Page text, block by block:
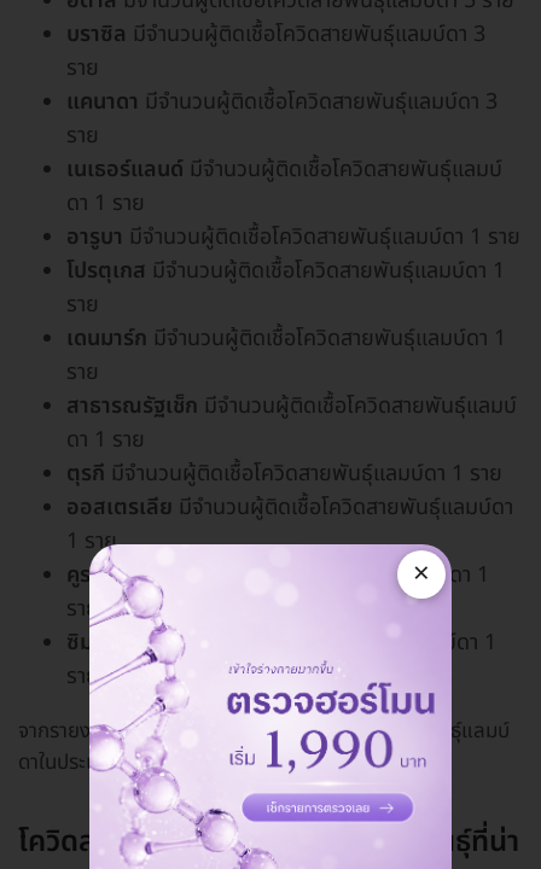
บราซิล มีจำนวนผู้ติดเชื้อโควิดสายพันธุ์แลมบ์ดา 3
ราย
แคนาดา มีจำนวนผู้ติดเชื้อโควิดสายพันธุ์แลมบ์ดา 3
ราย
เนเธอร์แลนด์ มีจำนวนผู้ติดเชื้อโควิดสายพันธุ์แลมบ์
ดา 1 ราย
อารูบา มีจำนวนผู้ติดเชื้อโควิดสายพันธุ์แลมบ์ดา 1 ราย
โปรตุเกส มีจำนวนผู้ติดเชื้อโควิดสายพันธุ์แลมบ์ดา 1
ราย
เดนมาร์ก มีจำนวนผู้ติดเชื้อโควิดสายพันธุ์แลมบ์ดา 1
ราย
สาธารณรัฐเช็ก มีจำนวนผู้ติดเชื้อโควิดสายพันธุ์แลมบ์
ดา 1 ราย
ตุรกี มีจำนวนผู้ติดเชื้อโควิดสายพันธุ์แลมบ์ดา 1 ราย
ออสเตรเลีย มีจำนวนผู้ติดเชื้อโควิดสายพันธุ์แลมบ์ดา
1 ราย
คูราเซามีจำนวนผู้ติดเชื้อโควิดสายพันธุ์แลมบ์ดา 1
ราย
ซิมบับเว
มีจำนวนผู้ติดเชื้อโควิดสายพันธุ์แลมบ์ดา 1
ราย
จากรายงานดังกล่าว พบว่า ยังไม่มีผู้ติดเชื้อโควิดสายพันธุ์แลมบ์
ดาในประเทศไทย
โควิดสายพันธุ์แลมบ์ดา มีการกลายพันธุ์ที่น่า
×